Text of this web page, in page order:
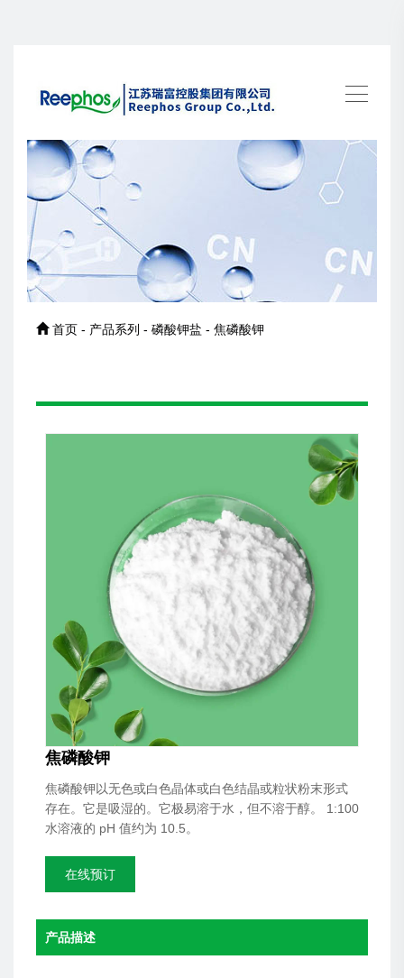
首页 - 产品系列 - 磷酸钾盐 - 焦磷酸钾
焦磷酸钾
焦磷酸钾以无色或白色晶体或白色结晶或粒状粉末形式
存在。它是吸湿的。它极易溶于水，但不溶于醇。 1:100
水溶液的 pH 值约为 10.5。
在线预订
产品描述